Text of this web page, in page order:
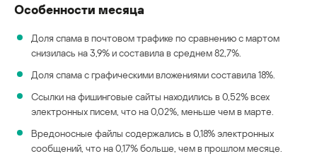
Особенности месяца
Доля спама в почтовом трафике по сравнению с мартом
снизилась на 3,9% и составила в среднем 82,7%.
Доля спама с графическими вложениями составила 18%.
Ссылки на фишинговые сайты находились в 0,52% всех
электронных писем, что на 0,02%, меньше чем в марте.
Вредоносные файлы содержались в 0,18% электронных
сообщений, что на 0,17% больше, чем в прошлом месяце.